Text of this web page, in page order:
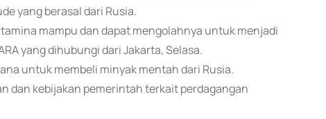
yang berasal dari Rusia.
mampu dan dapat mengolahnya untuk menjadi
yang dihubungi dari Jakarta, Selasa.
untuk membeli minyak mentah dari Rusia.
dan kebijakan pemerintah terkait perdagangan